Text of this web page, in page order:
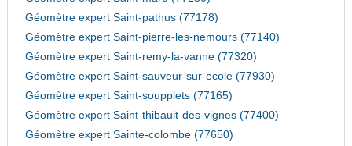
Géomètre expert Saint-pathus (77178)
Géomètre expert Saint-pierre-les-nemours (77140)
Géomètre expert Saint-remy-la-vanne (77320)
Géomètre expert Saint-sauveur-sur-ecole (77930)
Géomètre expert Saint-soupplets (77165)
Géomètre expert Saint-thibault-des-vignes (77400)
Géomètre expert Sainte-colombe (77650)